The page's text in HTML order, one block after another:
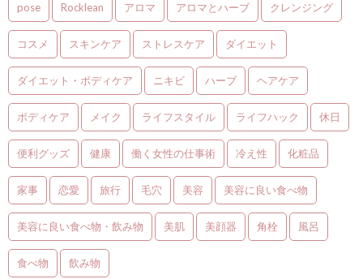
pose Rocklean アロマ アロマとハーブ クレンジング
コスメ スキンケア ストレスケア ダイエット
ダイエット・ボディケア ニキビ ハーブ ヘアケア
ボディケア メイク ライフスタイル ライフハック 休日
便利グッズ 健康 働く女性の仕事術 冷え性 化粧品
家事 恋愛 旅行 毛穴 美容 美容に良い食べ物
美容に良い食べ物・飲み物 美肌 美顔器 角栓 風呂
食べ物 飲み物